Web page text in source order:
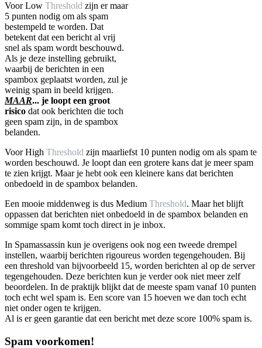
Voor Low Threshold zijn er maar
5 punten nodig om als spam
bestempeld te worden. Dat
betekent dat een bericht al vrij
snel als spam wordt beschouwd.
Als je deze instelling gebruikt,
waarbij de berichten in een
spambox geplaatst worden, zul je
weinig spam in beeld krijgen.
MAAR... je loopt een groot
risico dat ook berichten die toch
geen spam zijn, in de spambox
belanden.
Voor High Threshold zijn maarliefst 10 punten nodig om als spam te
worden beschouwd. Je loopt dan een grotere kans dat je meer spam
te zien krijgt. Maar je hebt ook een kleinere kans dat berichten
onbedoeld in de spambox belanden.
Een mooie middenweg is dus Medium Threshold. Maar het blijft
oppassen dat berichten niet onbedoeld in de spambox belanden en
sommige spam komt toch direct in je inbox.
In Spamassassin kun je overigens ook nog een tweede drempel
instellen, waarbij berichten rigoureus worden tegengehouden. Bij
een threshold van bijvoorbeeld 15, worden berichten al op de server
tegengehouden. Deze berichten kun je verder ook niet meer zelf
beoordelen. In de praktijk blijkt dat de meeste spam vanaf 10 punten
toch echt wel spam is. Een score van 15 hoeven we dan toch echt
niet onder ogen te krijgen.
Al is er geen garantie dat een bericht met deze score 100% spam is.
Spam voorkomen!